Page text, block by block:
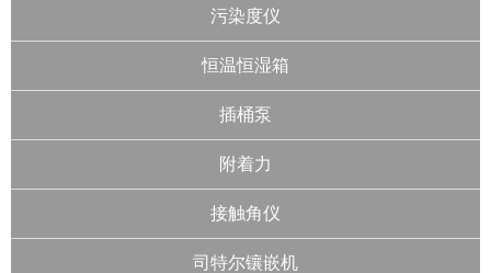
污染度仪
恒温恒湿箱
插桶泵
附着力
接触角仪
司特尔镶嵌机